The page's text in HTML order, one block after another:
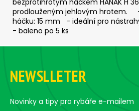
prodlouženým jehlovým hrotem.
háčku: 15 mm - ideální pro
- baleno po 5 ks
m
e
-
5
G
Z
NEWSLLETER
Novinky a tipy pro rybáře e-mailem